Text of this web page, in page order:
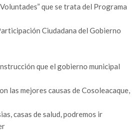
que se trata del Programa
Ciudadana del Gobierno
que el gobierno municipal
las mejores causas de Cosoleacaque,
casas de salud, podremos ir